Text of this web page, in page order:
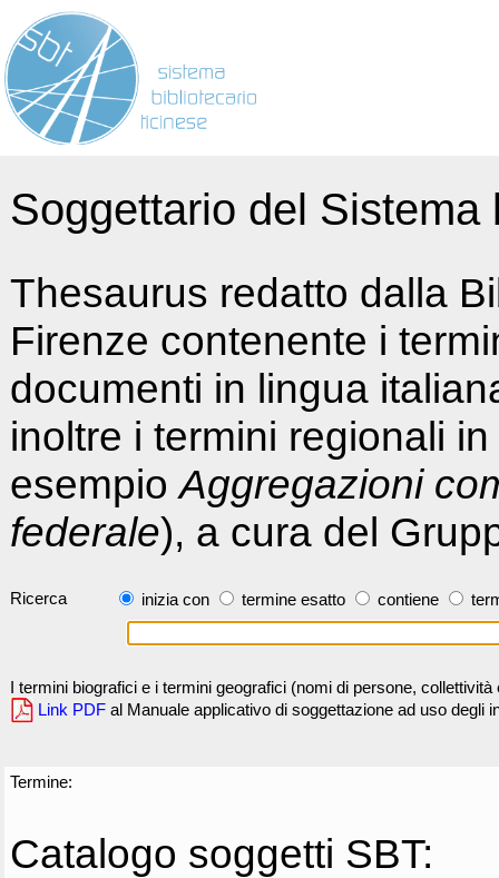
Soggettario del
Thesaurus redatto dalla
Firenze contenente i
documenti in lingua
inoltre i termini regionali
esempioAggregazioni
federale), a cura del
Ricerca inizia con termine esatto contiene
I termini biografici e i termini geografici (nomi di persone,
Link PDF al Manuale applicativo di soggettazione ad uso degli
Termine:
Catalogo soggetti SBT: